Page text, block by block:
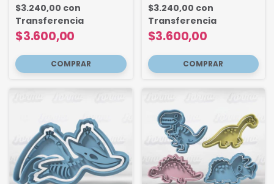
$3.600,00
$3.240,00 con
Transferencia
$3.600,00
$3.240,00 con
Transferencia